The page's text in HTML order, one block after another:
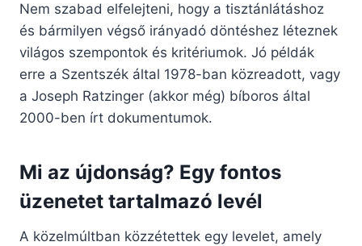
Nem szabad elfelejteni, hogy a tisztánlátáshoz
és bármilyen végső irányadó döntéshez léteznek
világos szempontok és kritériumok. Jó példák
erre a Szentszék által 1978-ban közreadott, vagy
a Joseph Ratzinger (akkor még) bíboros által
2000-ben írt dokumentumok.
Mi az újdonság? Egy fontos
üzenetet tartalmazó levél
A közelmúltban közzétettek egy levelet, amely